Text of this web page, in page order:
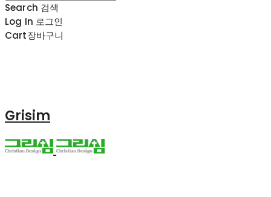
Search 검색
Log In 로그인
Cart장바구니
Grisim